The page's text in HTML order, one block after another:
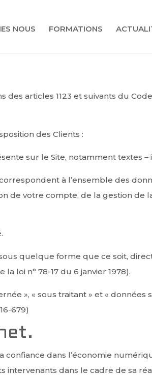
NOUS FORMATIONS
articles 1123 et suivants du
des Clients :
sur le Site, notamment textes –
à l’ensemble des
de votre compte, de la gestion de
quelque forme que ce soit,
loi n° 78-17 du 6 janvier 1978).
», « sous traitant » et « données
679)
confiance dans l’économie
intervenants dans le cadre de sa